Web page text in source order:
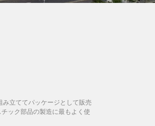
立ててパッケージとして販売
ック部品の製造に最もよく使